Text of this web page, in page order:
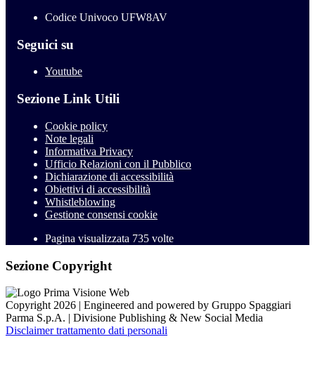
Codice Univoco UFW8AV
Seguici su
Youtube
Sezione Link Utili
Cookie policy
Note legali
Informativa Privacy
Ufficio Relazioni con il Pubblico
Dichiarazione di accessibilità
Obiettivi di accessibilità
Whistleblowing
Gestione consensi cookie
Pagina visualizzata 735 volte
Sezione Copyright
Copyright 2026 | Engineered and powered by Gruppo Spaggiari
Parma S.p.A. | Divisione Publishing & New Social Media
Disclaimer trattamento dati personali